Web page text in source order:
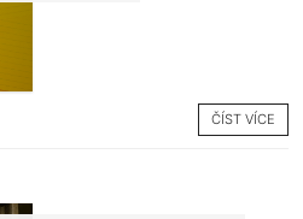
ČÍST VÍCE